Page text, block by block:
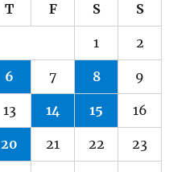
T F S S
1 2
6 7 8 9
13 14 15 16
20 21 22 23